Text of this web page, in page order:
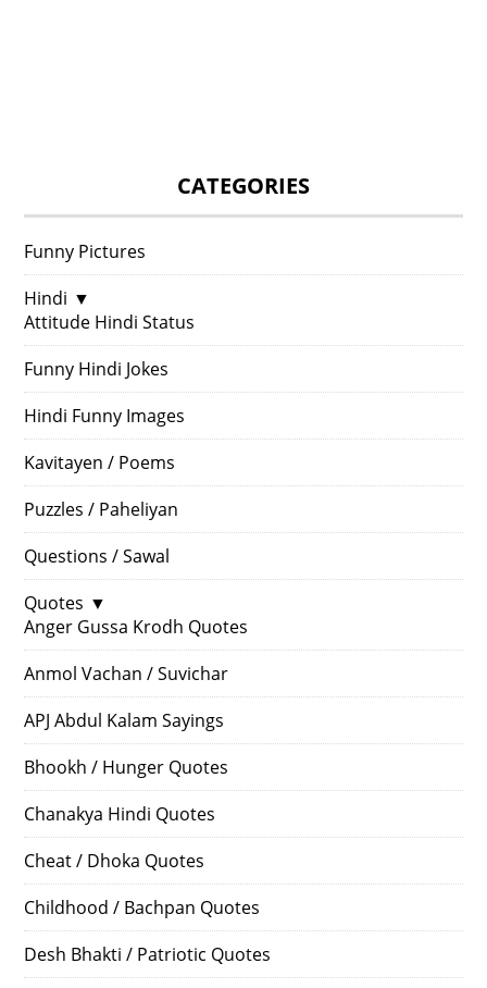
CATEGORIES
Funny Pictures
Hindi ▼
Attitude Hindi Status
Funny Hindi Jokes
Hindi Funny Images
Kavitayen / Poems
Puzzles / Paheliyan
Questions / Sawal
Quotes ▼
Anger Gussa Krodh Quotes
Anmol Vachan / Suvichar
APJ Abdul Kalam Sayings
Bhookh / Hunger Quotes
Chanakya Hindi Quotes
Cheat / Dhoka Quotes
Childhood / Bachpan Quotes
Desh Bhakti / Patriotic Quotes